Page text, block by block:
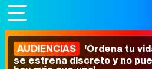
AUDIENCIAS 'Ordena tu
se estrena discreto y no